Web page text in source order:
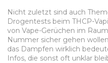
Nicht zuletzt sind auch
Drogentests beim THCP-
von Vape-Gerüchen im
Nummer sicher gehen
das Dampfen wirklich
Infos, die sonst oft unklar